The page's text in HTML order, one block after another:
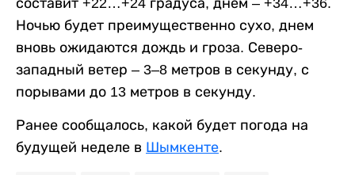
составит +22…+24 градуса, днем – +34…+36.
Ночью будет преимущественно сухо, днем
вновь ожидаются дождь и гроза. Северо-
западный ветер – 3–8 метров в секунду, с
порывами до 13 метров в секунду.
Ранее сообщалось, какой будет погода на
будущей неделе в Шымкенте.